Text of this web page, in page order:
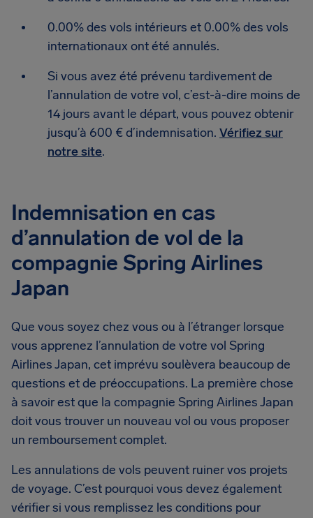
0.00% des vols intérieurs et 0.00% des vols
internationaux ont été annulés.
Si vous avez été prévenu tardivement de
l’annulation de votre vol, c’est-à-dire moins de
14 jours avant le départ, vous pouvez obtenir
jusqu’à 600 € d’indemnisation. Vérifiez sur
notre site.
Indemnisation en cas
d’annulation de vol de la
compagnie Spring Airlines
Japan
Que vous soyez chez vous ou à l’étranger lorsque
vous apprenez l’annulation de votre vol Spring
Airlines Japan, cet imprévu soulèvera beaucoup de
questions et de préoccupations. La première chose
à savoir est que la compagnie Spring Airlines Japan
doit vous trouver un nouveau vol ou vous proposer
un remboursement complet.
Les annulations de vols peuvent ruiner vos projets
de voyage. C’est pourquoi vous devez également
vérifier si vous remplissez les conditions pour